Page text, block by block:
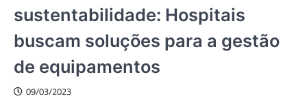
sustentabilidade: Hospitais
buscam soluções para a gestão
de equipamentos
09/03/2023